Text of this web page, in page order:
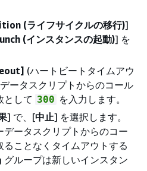
(ライフサイクルの移行)]
(インスタンスの起動)] を
(ハートビートタイムアウ
ータスクリプトからのコール
として 300 を入力します。
] で、[中止] を選択します。
データスクリプトからのコー
ることなくタイムアウトする
グループは新しいインスタン